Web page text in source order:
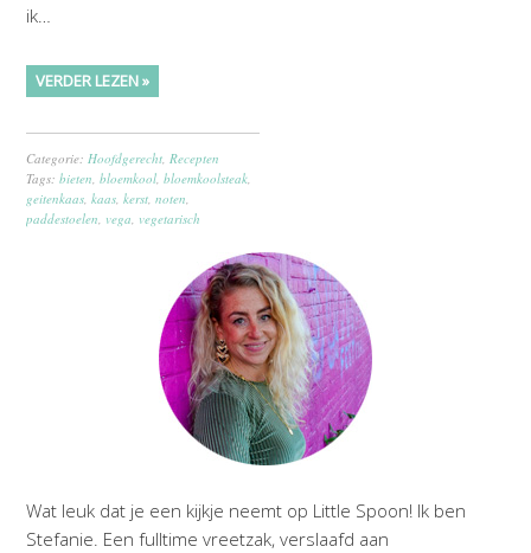
ik…
VERDER LEZEN »
Categorie: Hoofdgerecht Recepten
Tags:bieten ,bloemkool ,bloemkoolsteak
geitenkaas ,kaas ,kerst ,noten
paddestoelen vega vegetarisch
Wat leuk dat je een kijkje neemt op Little Spoon! Ik ben
Stefanie. Een fulltime vreetzak, verslaafd aan